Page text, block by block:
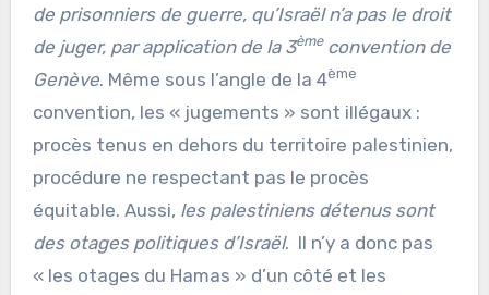
de prisonniers de guerre, qu’Israël n’a pas le droit
de juger, par application de la 3èmeconvention de
Genève. Même sous l’angle de la 4ème
convention, les « jugements » sont illégaux :
procès tenus en dehors du territoire palestinien,
procédure ne respectant pas le procès
équitable. Aussi, les palestiniens détenus sont
des otages politiques d’Israël. Il n’y a donc pas
« les otages du Hamas » d’un côté et les